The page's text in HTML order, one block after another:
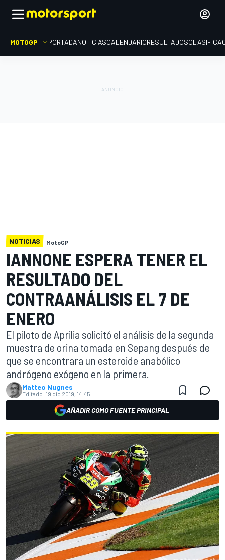
MOTOGP PORTADANOTICIASCALENDARIORESULTADOS
NOTICIAS MotoGP
IANNONE ESPERA TENER EL
RESULTADO DEL
CONTRAANÁLISIS EL 7 DE
ENERO
El piloto de Aprilia solicitó el análisis de la segunda
muestra de orina tomada en Sepang después de
que se encontrara un esteroide anabólico
andrógeno exógeno en la primera.
Matteo Nugnes
Editado: 19 dic 2019, 14:45
AÑADIR COMO FUENTE PRINCIPAL